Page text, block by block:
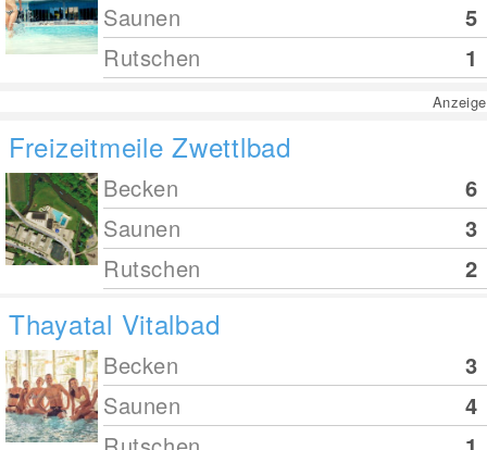
Saunen
5
Rutschen
1
Anzeige
Freizeitmeile Zwettlbad
Becken
6
Saunen
3
Rutschen
2
Thayatal Vitalbad
Becken
3
Saunen
4